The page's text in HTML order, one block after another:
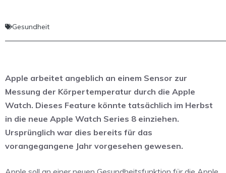
Gesundheit
Apple arbeitet angeblich an einem Sensor zur
Messung der Körpertemperatur durch die Apple
Watch. Dieses Feature könnte tatsächlich im Herbst
in die neue Apple Watch Series 8 einziehen.
Ursprünglich war dies bereits für das
vorangegangene Jahr vorgesehen gewesen.